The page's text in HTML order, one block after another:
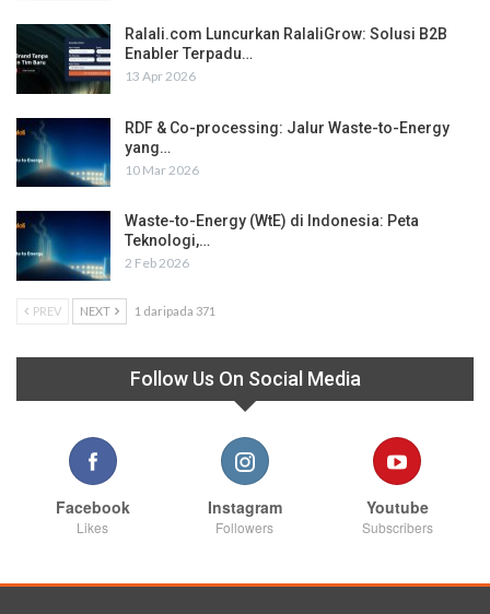
Ralali.com Luncurkan RalaliGrow: Solusi B2B
Enabler Terpadu…
13 Apr 2026
RDF & Co-processing: Jalur Waste-to-Energy
yang…
10 Mar 2026
Waste-to-Energy (WtE) di Indonesia: Peta
Teknologi,…
2 Feb 2026
PREV NEXT 1 daripada 371
Follow Us On Social Media
Facebook
Likes
Instagram
Followers
Youtube
Subscribers